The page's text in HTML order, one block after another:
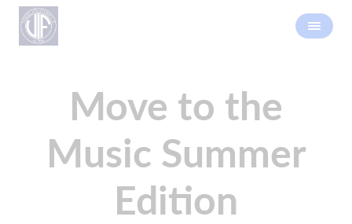
Move to the
Music Summer
Edition